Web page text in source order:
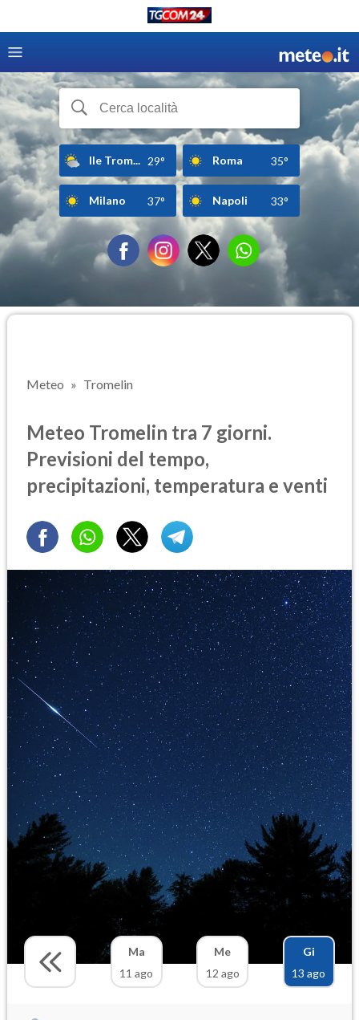
Ile Trom... 29° Roma 35°
Milano 37° Napoli 33°
Meteo Tromelin
Meteo Tromelin tra 7 giorni.
Previsioni del tempo,
precipitazioni, temperatura e venti
Ma
11 ago
Me
12 ago
Gi
13 ago